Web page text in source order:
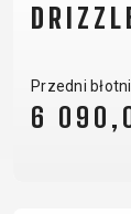
Przedni
6